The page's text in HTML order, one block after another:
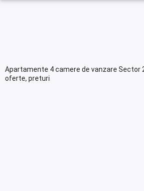
Apartamente 4 camere de vanzare Sector
oferte, preturi